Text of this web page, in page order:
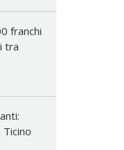
franchi
tra
Ticino